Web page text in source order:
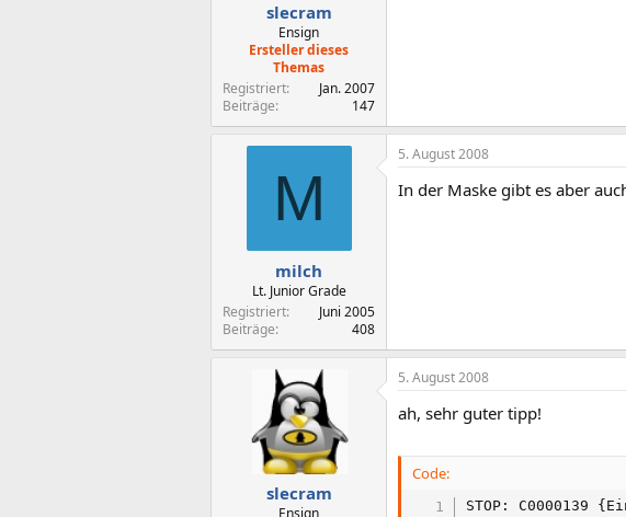
slecram
Ensign
Ersteller dieses
Themas
Registriert
Jan. 2007
Beiträge
147
M
milch
Lt. Junior Grade
Registriert
Juni 2005
Beiträge
408
5. August 2008
In der Maske gibt es aber
slecram
Ensign
5. August 2008
ah, sehr guter tipp!
Code:
STOP: C0000139